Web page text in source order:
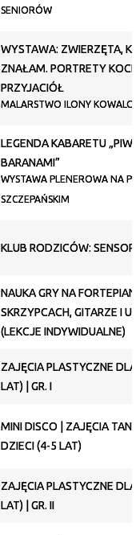
SENIORÓW
WYSTAWA: ZWIERZĘTA,
ZNAŁAM. PORTRETY
PRZYJACIÓŁ
MALARSTWO ILONY
LEGENDA KABARETU
BARANAMI”
WYSTAWA PLENEROWA NA
SZCZEPAŃSKIM
KLUB RODZICÓW:
NAUKA GRY NA
SKRZYPCACH, GITARZE I
(LEKCJE INDYWIDUALNE)
ZAJĘCIA PLASTYCZNE
LAT) | GR. I
MINI DISCO | ZAJĘCIA
DZIECI (4-5 LAT)
ZAJĘCIA PLASTYCZNE
LAT) | GR. II